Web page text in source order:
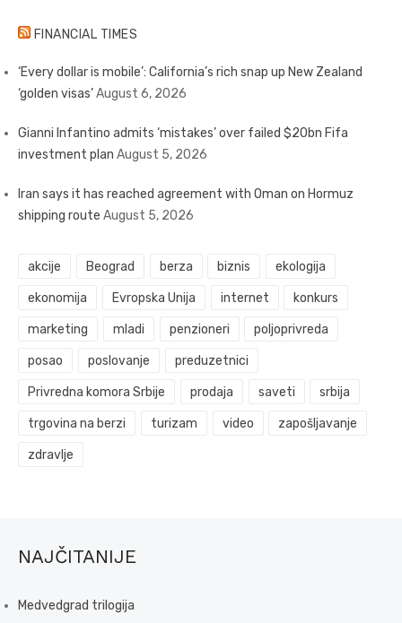
FINANCIAL TIMES
‘Every dollar is mobile’: California’s rich snap up New Zealand
‘golden visas’August 6, 2026
Gianni Infantino admits ‘mistakes’ over failed $20bn Fifa
investment plan August 5, 2026
Iran says it has reached agreement with Oman on Hormuz
shipping route August 5, 2026
akcije Beograd berza biznis ekologija
ekonomija Evropska Unija internet konkurs
marketing mladi penzioneri poljoprivreda
posao poslovanje preduzetnici
Privredna komora Srbije prodaja saveti srbija
trgovina na berzi turizam video zapošljavanje
zdravlje
NAJČITANIJE
Medvedgrad trilogija